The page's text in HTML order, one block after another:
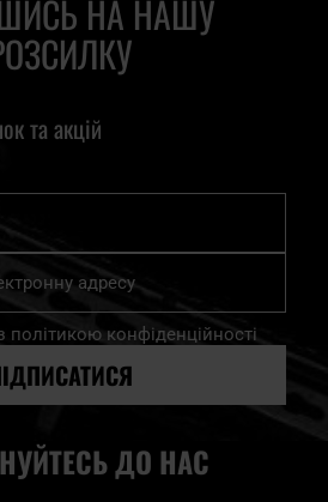
НА НАШУ
та акцій
політикою конфіденційності
ДО НАС